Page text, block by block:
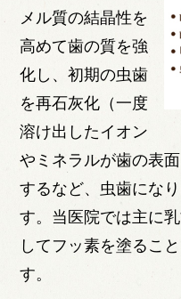
メル質の結晶性を
高めて歯の質を強
化し、初期の虫歯
を再石灰化（一度
溶け出したイオン
やミネラルが歯の表
するなど、虫歯にな
す。当医院では主に
してフッ素を塗るこ
す。